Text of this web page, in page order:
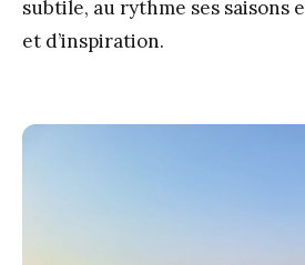
subtile, au rythme ses saisons
et d’inspiration.